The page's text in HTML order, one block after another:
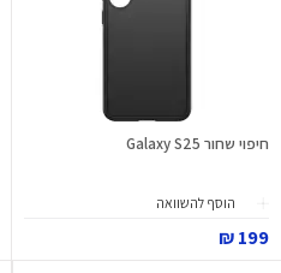
חיפוי שחור Galaxy S25
הוסף להשוואה
199 ₪